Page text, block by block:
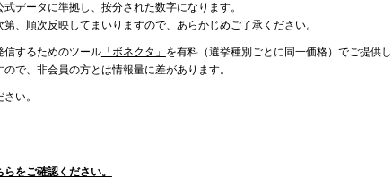
データに準拠し、按分された数字になります。
、順次反映してまいりますので、あらかじめご了承ください。
するためのツール「ボネクタ」 を有料（選挙種別ごとに同一価格）でご提供し
で、非会員の方とは情報量に差があります。
い。
らをご確認ください。